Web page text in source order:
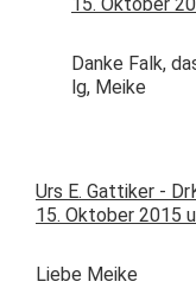
Danke Falk,
lg, Meike
Urs E. Gattiker -
15. Oktober 2015
Liebe Meike